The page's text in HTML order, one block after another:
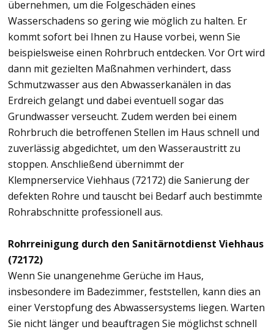
übernehmen, um die Folgeschäden eines
Wasserschadens so gering wie möglich zu halten. Er
kommt sofort bei Ihnen zu Hause vorbei, wenn Sie
beispielsweise einen Rohrbruch entdecken. Vor Ort wird
dann mit gezielten Maßnahmen verhindert, dass
Schmutzwasser aus den Abwasserkanälen in das
Erdreich gelangt und dabei eventuell sogar das
Grundwasser verseucht. Zudem werden bei einem
Rohrbruch die betroffenen Stellen im Haus schnell und
zuverlässig abgedichtet, um den Wasseraustritt zu
stoppen. Anschließend übernimmt der
Klempnerservice Viehhaus (72172) die Sanierung der
defekten Rohre und tauscht bei Bedarf auch bestimmte
Rohrabschnitte professionell aus.
Rohrreinigung durch den Sanitärnotdienst Viehhaus
(72172)
Wenn Sie unangenehme Gerüche im Haus,
insbesondere im Badezimmer, feststellen, kann dies an
einer Verstopfung des Abwassersystems liegen. Warten
Sie nicht länger und beauftragen Sie möglichst schnell